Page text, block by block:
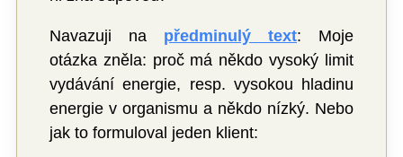
Navazuji na předminulý text: Moje
otázka zněla: proč má někdo vysoký limit
vydávání energie, resp. vysokou hladinu
energie v organismu a někdo nízký. Nebo
jak to formuloval jeden klient: